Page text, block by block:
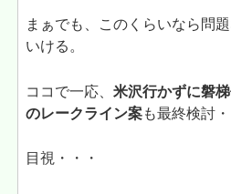
まぁでも、このくらいなら問
いける。
ココで一応、米沢行かずに磐
のレークライン案も最終検討・
目視・・・